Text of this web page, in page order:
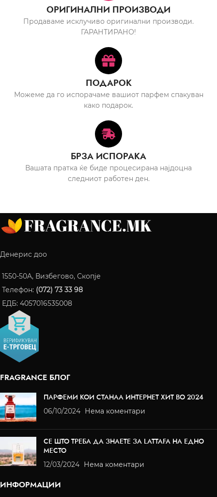
ОРИГИНАЛНИ ПРОИЗВОДИ
Продаваме исклучиво оригинални производи.
ГАРАНТИРАНО!
ПОДАРОК
Можеме да го испорачаме вашиот парфем спакуван
како подарок.
БРЗА ИСПОРАКА
Вашата пратка ќе биде процесирана најдоцна
следниот работен ден.
Денерис доо
1550-50A, Визбегово, Скопје
Телефон: (072) 73 33 98
ЕДБ: 4057016535008
FRAGRANCE БЛОГ
ПАРФЕМИ КОИ СТАНАА ИНТЕРНЕТ ХИТ ВО 2024
06/10/2024 Нема коментари
СЕ ШТО ТРЕБА ДА ЗНАЕТЕ ЗА LATTAFA НА ЕДНО
МЕСТО
12/03/2024 Нема коментари
ИНФОРМАЦИИ